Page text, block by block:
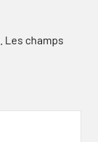
Les champs